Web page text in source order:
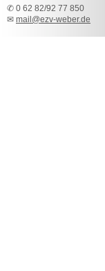
✆ 0 62 82/92 77 850
✉ mail@ezv-weber.de